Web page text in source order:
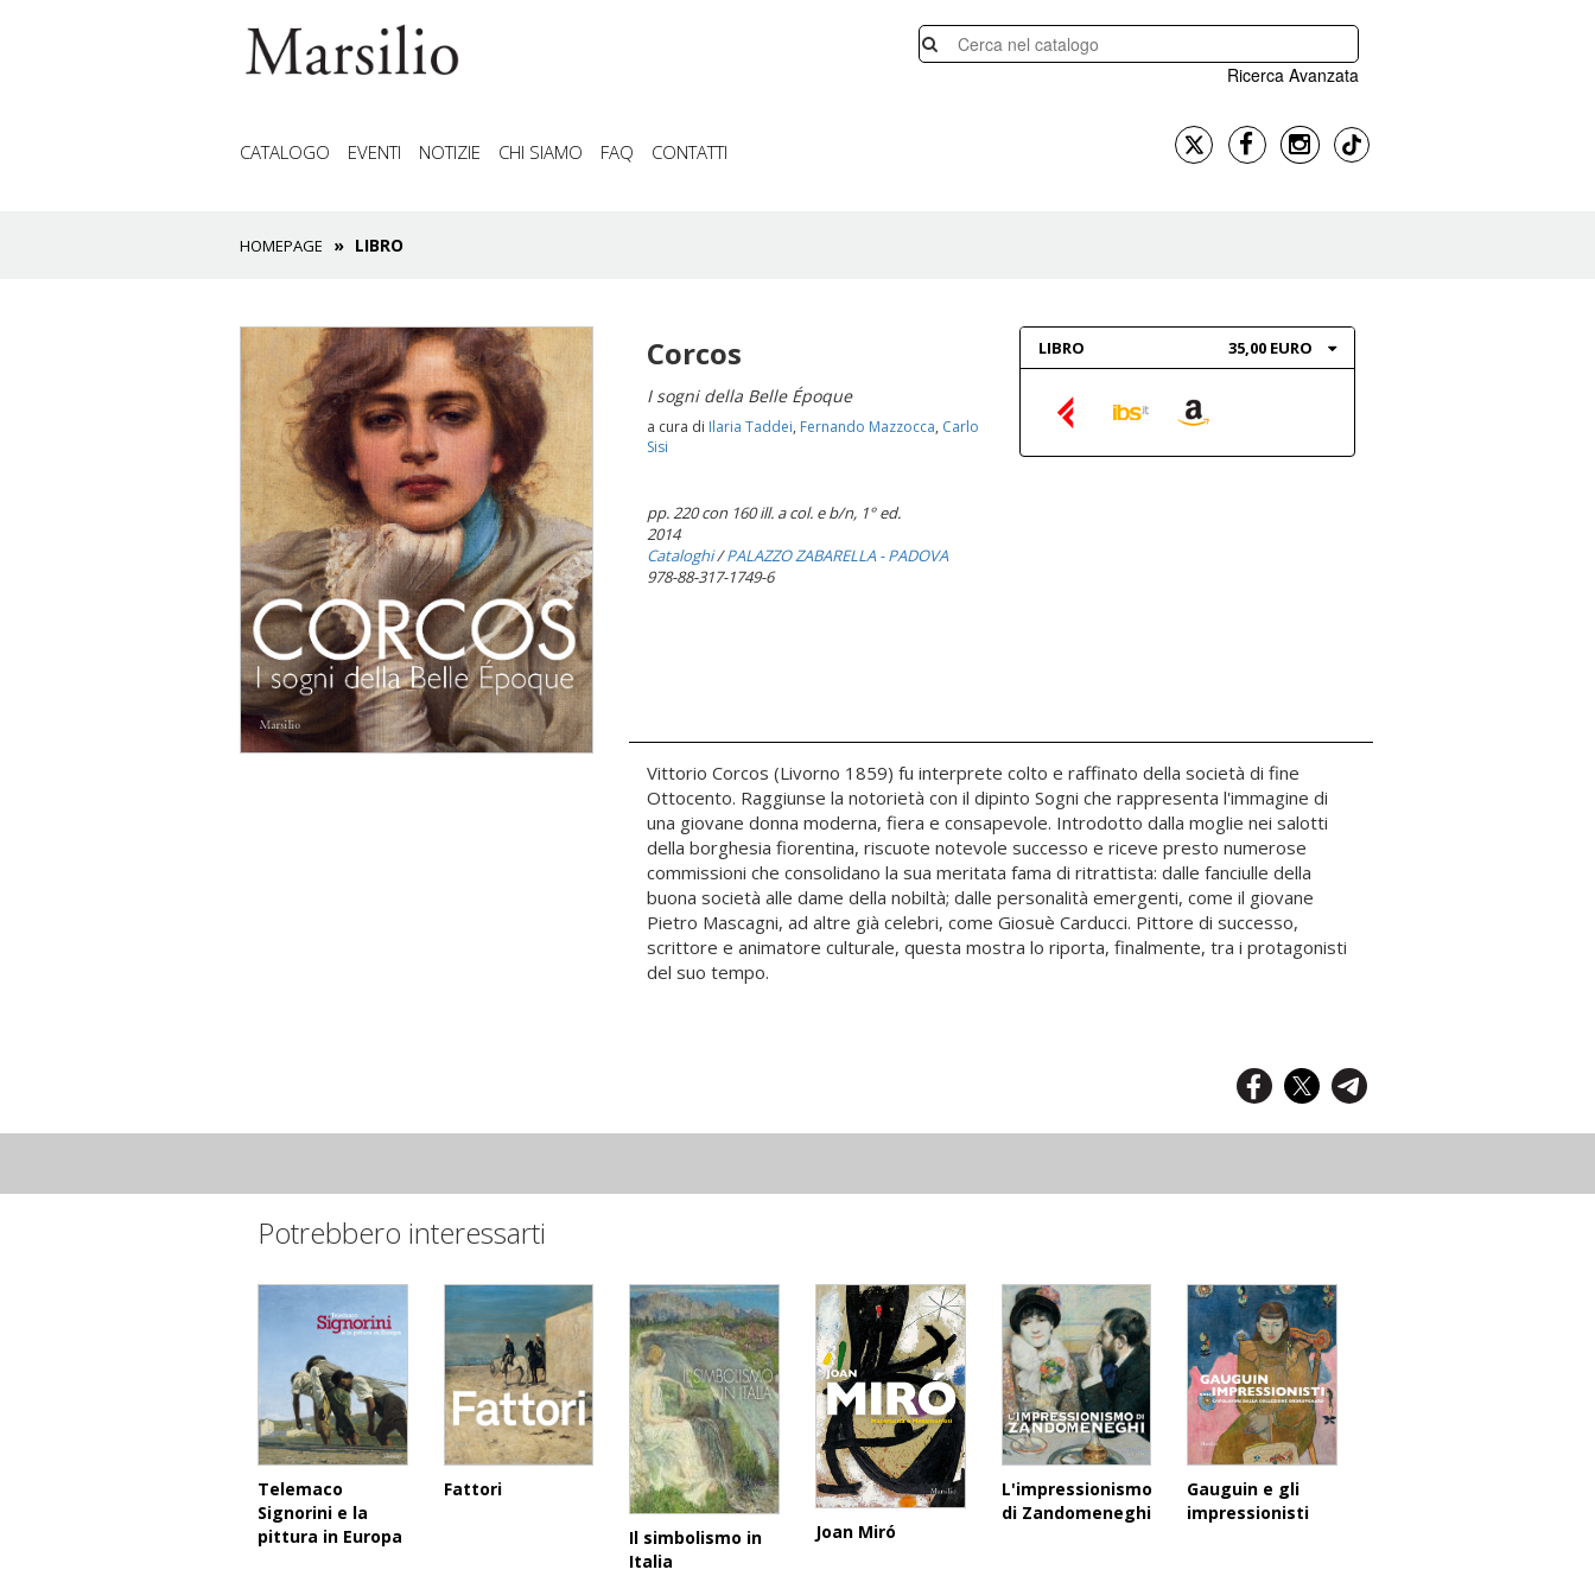
Ricerca Avanzata
CATALOGO EVENTI NOTIZIE CHI SIAMO FAQ CONTATTI
HOMEPAGE LIBRO
Corcos
I sogni della Belle Époque
a cura di Ilaria Taddei, Fernando Mazzocca, Carlo
Sisi
pp. 220 con 160 ill. a col. e b/n, 1° ed.
2014
Cataloghi/PALAZZO ZABARELLA - PADOVA
978-88-317-1749-6
LIBRO 35,00 EURO
Vittorio Corcos (Livorno 1859) fu interprete colto e raffinato della società di fine
Ottocento. Raggiunse la notorietà con il dipinto Sogni che rappresenta l'immagine di
una giovane donna moderna, fiera e consapevole. Introdotto dalla moglie nei salotti
della borghesia fiorentina, riscuote notevole successo e riceve presto numerose
commissioni che consolidano la sua meritata fama di ritrattista: dalle fanciulle della
buona società alle dame della nobiltà; dalle personalità emergenti, come il giovane
Pietro Mascagni, ad altre già celebri, come Giosuè Carducci. Pittore di successo,
scrittore e animatore culturale, questa mostra lo riporta, finalmente, tra i protagonisti
del suo tempo.
Potrebbero interessarti
Telemaco
Signorini e la
pittura in Europa
Fattori
Il simbolismo in
Italia
Joan Miró
L'impressionismo
di Zandomeneghi
Gauguin e gli
impressionisti